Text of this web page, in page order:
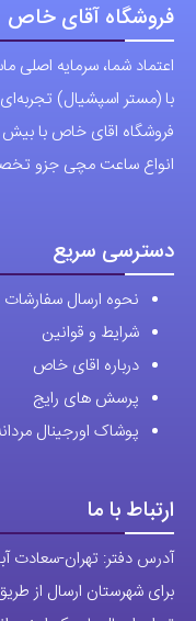
دسترسی سریع
نحوه ارسال سفارشات
شرایط و قوانین
درباره اقای خاص
ارتباط با ما
آدرس دفتر: تهران-سعادت
برای شهرستان ارسال از
تهران ارسال با پیک اسنپ
راه های ارتباطی
شماره تماس ثابت:
تلگرام
پیج ساعت